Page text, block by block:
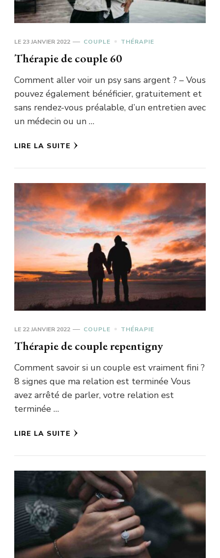
LE 23 JANVIER 2022 COUPLE THÉRAPIE
Thérapie de couple 60
Comment aller voir un psy sans argent ? – Vous
pouvez également bénéficier, gratuitement et
sans rendez-vous préalable, d’un entretien avec
un médecin ou un …
LIRE LA SUITE
LE 22 JANVIER 2022 COUPLE THÉRAPIE
Thérapie de couple repentigny
Comment savoir si un couple est vraiment fini ?
8 signes que ma relation est terminée Vous
avez arrêté de parler, votre relation est
terminée …
LIRE LA SUITE